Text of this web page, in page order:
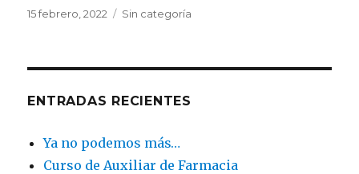
c
b
o
k
to
o
n
ai m
ar
ti
Publicado
15 febrero, 2022 Categorías
Sin categoría
ENTRADAS RECIENTES
Ya no podemos más…
Curso de Auxiliar de Farmacia